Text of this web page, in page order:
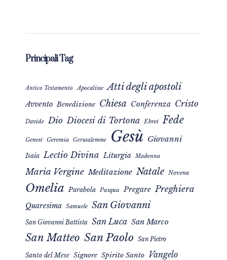
Principali Tag
Antico Testamento Apocalisse Atti degli apostoli
Avvento Benedizione Chiesa Conferenza Cristo
Davide Dio Diocesi di Tortona Ebrei Fede
Genesi Geremia Gerusalemme Gesù Giovanni
Isaia Lectio Divina Liturgia Madonna
Maria Vergine Meditazione Natale Novena
Omelia Parabola Pasqua Pregare Preghiera
Quaresima Samuele San Giovanni
San Giovanni Battista San Luca San Marco
San Matteo San Paolo San Pietro
Santo del Mese Signore Spirito Santo Vangelo